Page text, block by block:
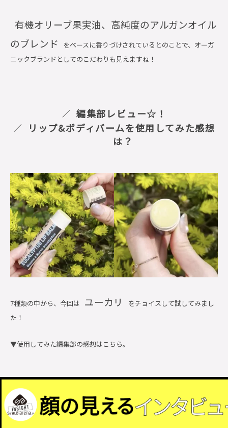
有機オリーブ果実油、高純度のアルガンオイル
のブレンド
をベースに香りづけされているとのことで、オーガ
ニックブランドとしてのこだわりも見えますね！
編集部レビュー☆！
リップ&ボディバームを使用してみた感想
は？
7種類の中から、今回は ユーカリ
をチョイスして試してみまし
た！
▼使用してみた編集部の感想はこちら。